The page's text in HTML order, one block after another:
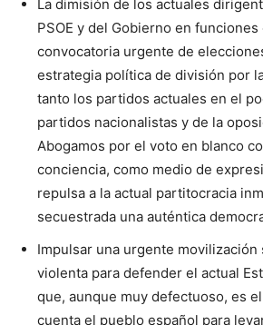
La dimisión de los actuales
PSOE y del Gobierno en
convocatoria urgente de
estrategia política de división por
tanto los partidos actuales en el
partidos nacionalistas y de la
Abogamos por el voto en blanco
conciencia, como medio de
repulsa a la actual partitocracia
secuestrada una auténtica
Impulsar una urgente
violenta para defender el actual
que, aunque muy defectuoso, es
cuenta el pueblo español para